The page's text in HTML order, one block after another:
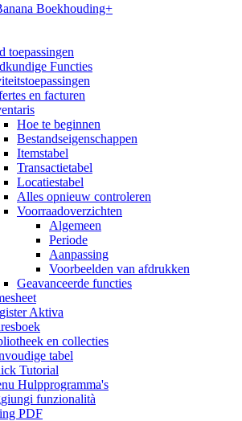
Boekhouding+
toepassingen
Functies
en facturen
Hoe te beginnen
Bestandseigenschappen
Itemstabel
Transactietabel
Locatiestabel
Alles opnieuw controleren
Voorraadoverzichten
Algemeen
Periode
Aanpassing
Voorbeelden van afdrukken
Geavanceerde functies
Aktiva
en collecties
tabel
Tutorial
Hulpprogramma's
funzionalità
PDF